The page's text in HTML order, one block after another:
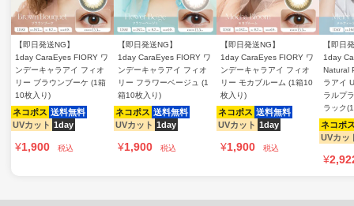
【即日発送NG】
1day CaraEyes FIORY ワ
ンデーキャラアイ フィオ
リー ブラウンブーケ (1箱
10枚入り)
ネコポス 送料無料
UVカット 1day
¥1,900 税込
【即日発送NG】
1day CaraEyes FIORY ワ
ンデーキャラアイ フィオ
リー フラワーベージュ (1
箱10枚入り)
ネコポス 送料無料
UVカット 1day
¥1,900 税込
【即日発送NG】
1day CaraEyes FIORY ワ
ンデーキャラアイ フィオ
リー モカブルーム (1箱10
枚入り)
ネコポス 送料無料
UVカット 1day
¥1,900 税込
【即日
1day
Natural
ラアイ
ラルプ
ラック
ネコポ
UVカッ
¥